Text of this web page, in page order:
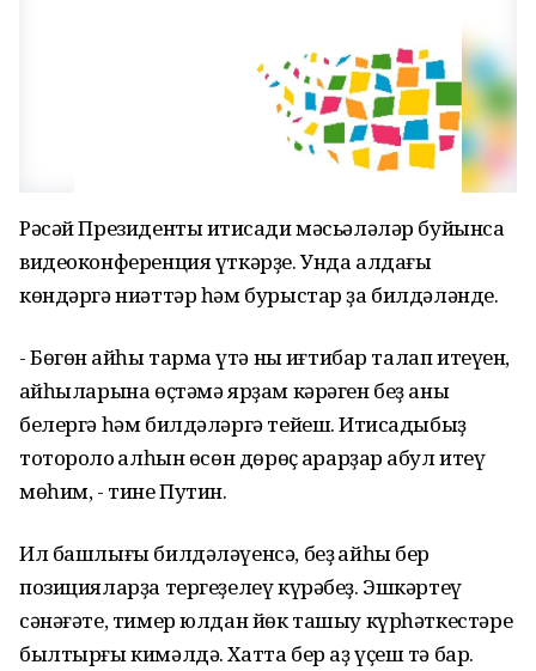
Рəсəй Президенты иҡтисади мəсьəлəлəр буйынса
видеоконференция үткəрҙе. Унда алдағы
көндəргə ниəттəр һəм бурыстар ҙа билдəлəнде.
- Бөгөн ҡайһы тармаҡ үтə ныҡ иғтибар талап итеүен,
ҡайһыларына өҫтəмə ярҙам кəрəген беҙ аныҡ
белергə һəм билдəлəргə тейеш. Иҡтисадыбыҙ
тотороҡло ҡалһын өсөн дөрөҫ ҡарарҙар ҡабул итеү
мөһим, - тине Путин.
Ил башлығы билдəлəүенсə, беҙ ҡайһы бер
позицияларҙа тергеҙелеү күрəбеҙ. Эшкəртеү
сəнəғəте, тимер юлдан йөк ташыу күрһəткестəре
былтырғы кимəлдə. Хатта бер аҙ үҫеш тə бар.